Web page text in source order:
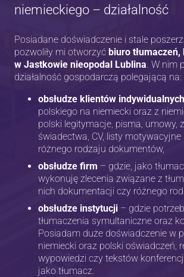
niemieckiego – działalność
Posiadane doświadczenie i stale
pozwoliły mi otworzyć biuro tłumaczeń,
w Jastkowie nieopodal Lublina. W nim
działalność gospodarczą polegającą na:
obsłudze klientów indywidualnych
polskiego na niemiecki oraz z
polski legitymacje, pisma, umowy,
świadectwa, CV, listy motywacyjne
różnego rodzaju dokumentów,
obsłudze firm – gdzie, jako
wykonuję zlecenia związane z
nich dokumentacji czy różnego
obsłudze instytucji – gdzie
tłumaczenia symultaniczne oraz
Posiadam duże doświadczenie w
niemiecki oraz polski oświadczeń,
wypowiedzi czy tekstów
jako tłumacz.